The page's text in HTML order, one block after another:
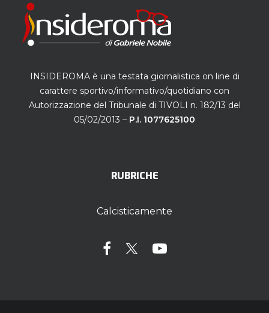
INSIDEROMA è una testata giornalistica on line di
carattere sportivo/informativo/quotidiano con
Autorizzazione del Tribunale di TIVOLI n. 182/13 del
05/02/2013 – P.I. 1077625100
RUBRICHE
Calcisticamente